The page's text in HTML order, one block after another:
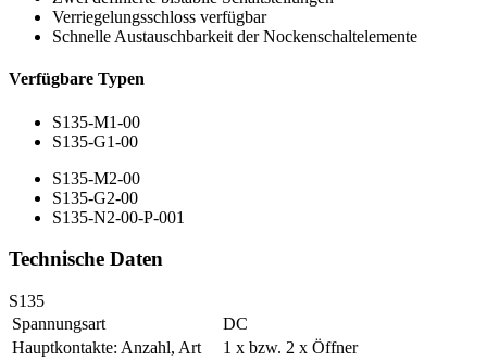
Verriegelungsschloss verfügbar
Schnelle Austauschbarkeit der Nockenschaltelemente
Verfügbare Typen
S135-M1-00
S135-G1-00
S135-M2-00
S135-G2-00
S135-N2-00-P-001
Technische Daten
S135
Spannungsart
DC
Hauptkontakte: Anzahl, Art
1 x bzw. 2 x Öffner